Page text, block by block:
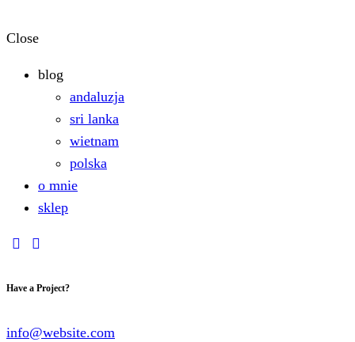
Close
blog
andaluzja
sri lanka
wietnam
polska
o mnie
sklep
youtubeinstagramm
Have a Project?
info@website.com